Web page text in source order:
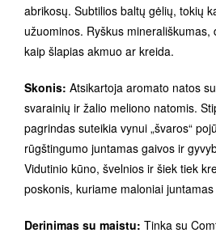
abrikosų. Subtilios baltų gėlių, tokių
užuominos. Ryškus
kaip šlapias akmuo ar kreida.
Skonis: Atsikartoja aromato natos
svarainių ir žalio meliono natomis.
pagrindas suteikia vynui „švaros“
rūgštingumo juntamas gaivos ir
Vidutinio kūno, švelnios ir šiek tiek
poskonis, kuriame maloniai
Derinimas su maistu: Tinka su